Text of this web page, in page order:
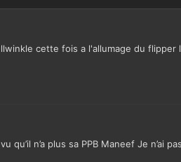
cette fois a l'allumage du flipper
n’a plus sa PPB Maneef Je n’ai